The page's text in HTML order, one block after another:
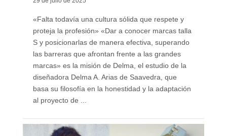
«Falta todavía una cultura sólida que respete y
proteja la profesión» «Dar a conocer marcas talla
S y posicionarlas de manera efectiva, superando
las barreras que afrontan frente a las grandes
marcas» es la misión de Delma, el estudio de la
diseñadora Delma A. Arias de Saavedra, que
basa su filosofía en la honestidad y la adaptación
al proyecto de ...